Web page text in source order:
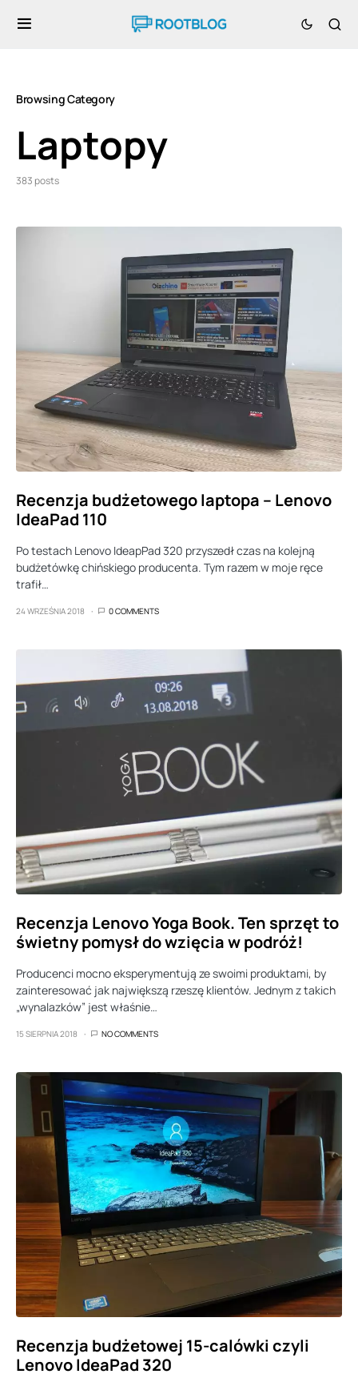
Browsing Category
Laptopy
383 posts
Recenzja budżetowego laptopa – Lenovo
IdeaPad 110
Po testach Lenovo IdeapPad 320 przyszedł czas na kolejną
budżetówkę chińskiego producenta. Tym razem w moje ręce
trafił…
24 WRZEŚNIA 2018 0 COMMENTS
Recenzja Lenovo Yoga Book. Ten sprzęt to
świetny pomysł do wzięcia w podróż!
Producenci mocno eksperymentują ze swoimi produktami, by
zainteresować jak największą rzeszę klientów. Jednym z takich
„wynalazków” jest właśnie…
15 SIERPNIA 2018 NO COMMENTS
Recenzja budżetowej 15-calówki czyli
Lenovo IdeaPad 320